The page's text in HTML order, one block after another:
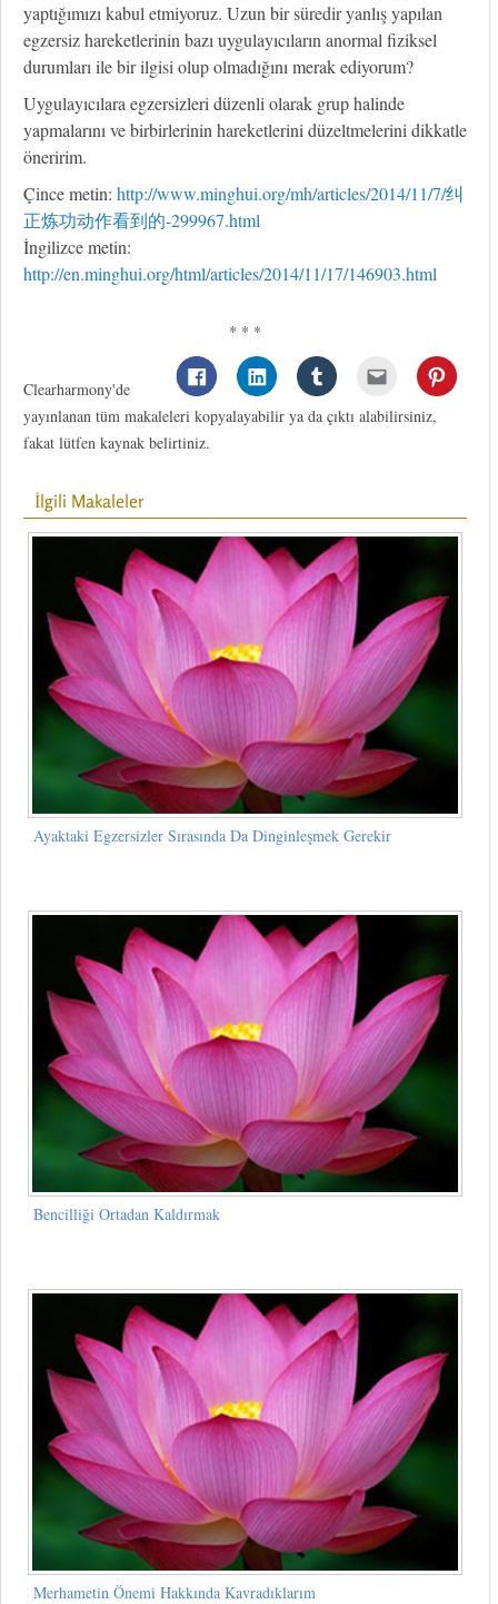
yaptığımızı kabul etmiyoruz. Uzun bir süredir yanlış yapılan
egzersiz hareketlerinin bazı uygulayıcıların anormal fiziksel
durumları ile bir ilgisi olup olmadığını merak ediyorum?
Uygulayıcılara egzersizleri düzenli olarak grup halinde
yapmalarını ve birbirlerinin hareketlerini düzeltmelerini dikkatle
öneririm.
Çince metin: http://www.minghui.org/mh/articles/2014/11/7/纠
正炼功动作看到的-299967.html
İngilizce metin:
http://en.minghui.org/html/articles/2014/11/17/146903.html
* * *
Clearharmony'de
yayınlanan tüm makaleleri kopyalayabilir ya da çıktı alabilirsiniz,
fakat lütfen kaynak belirtiniz.
İlgili Makaleler
Ayaktaki Egzersizler Sırasında Da Dinginleşmek Gerekir
Bencilliği Ortadan Kaldırmak
Merhametin Önemi Hakkında Kavradıklarım